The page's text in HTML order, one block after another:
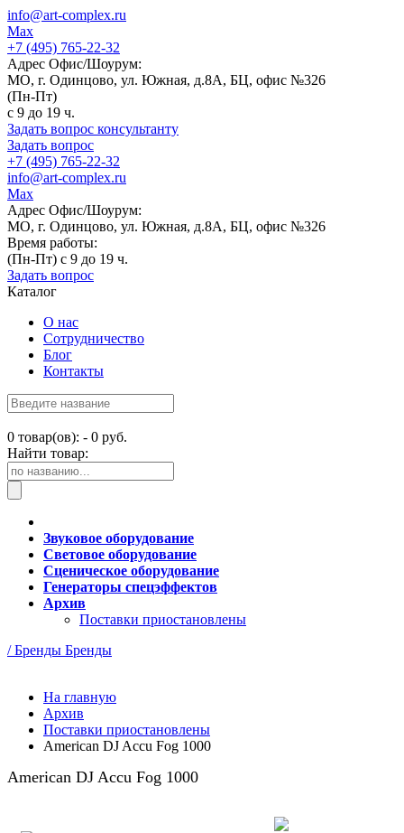
info@art-complex.ru
Max
+7 (495) 765-22-32
Адрес Офис/Шоурум:
МО, г. Одинцово, ул. Южная, д.8А, БЦ, офис №326
(Пн-Пт)
с 9 до 19 ч.
Задать вопрос консультанту
Задать вопрос
+7 (495) 765-22-32
info@art-complex.ru
Max
Адрес Офис/Шоурум:
МО, г. Одинцово, ул. Южная, д.8А, БЦ, офис №326
Время работы:
(Пн-Пт) с 9 до 19 ч.
Задать вопрос
Каталог
О нас
Сотрудничество
Блог
Контакты
0 товар(ов): - 0 руб.
Найти товар:
Звуковое оборудование
Световое оборудование
Сценическое оборудование
Генераторы спецэффектов
Архив
Поставки приостановлены
/ Бренды Бренды
На главную
Архив
Поставки приостановлены
American DJ Accu Fog 1000
American DJ Accu Fog 1000